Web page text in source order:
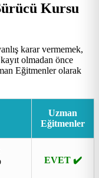
Kursu
karar vermemek,
olmadan önce
Eğitmenler olarak
Uzman
Eğitmenler
EVET ✔️